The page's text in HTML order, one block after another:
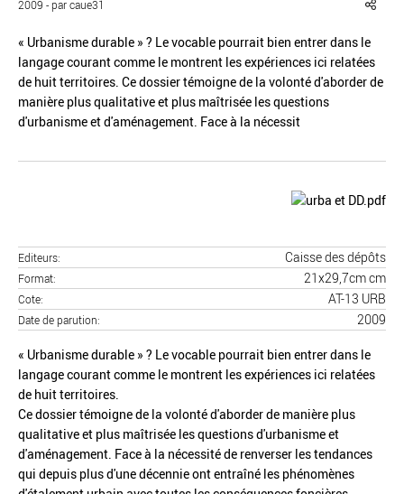
2009 - par caue31
« Urbanisme durable » ? Le vocable pourrait bien entrer dans le
langage courant comme le montrent les expériences ici relatées
de huit territoires. Ce dossier témoigne de la volonté d'aborder de
manière plus qualitative et plus maîtrisée les questions
d'urbanisme et d'aménagement. Face à la nécessit
Editeurs Caisse des dépôts
Format 21x29,7cm cm
Cote AT-13 URB
Date de parution 2009
« Urbanisme durable » ? Le vocable pourrait bien entrer dans le
langage courant comme le montrent les expériences ici relatées
de huit territoires.
Ce dossier témoigne de la volonté d'aborder de manière plus
qualitative et plus maîtrisée les questions d'urbanisme et
d'aménagement. Face à la nécessité de renverser les tendances
qui depuis plus d'une décennie ont entraîné les phénomènes